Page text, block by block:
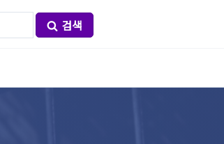
검색